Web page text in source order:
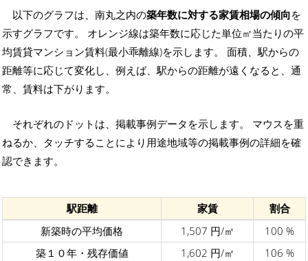
以下のグラフは、南丸之内の築年数に対する家賃相場の傾向を
示すグラフです。 オレンジ線は築年数に応じた単位㎡当たりの平
均賃貸マンション賃料(最小乖離線)を示します。 面積、駅からの
距離等に応じて変化し、例えば、駅からの距離が遠くなると、通
常、賃料は下がります。
それぞれのドットは、掲載事例データを示します。 マウスを重
ねるか、タッチすることにより用途地域等の掲載事例の詳細を確
認できます。
駅距離 家賃
割合
新築時の平均価格
1,507 円/㎡
100 %
築１０年・残存価値
1,602 円/㎡
106 %